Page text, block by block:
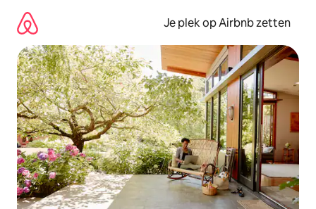
direct
naar
inhoud
Je plek op Airbnb zetten